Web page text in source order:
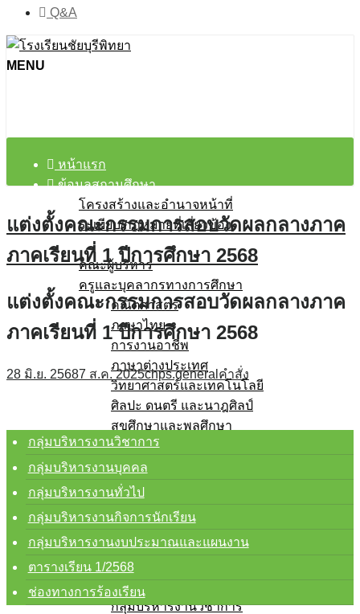
Q&A
MENU
หน้าแรก
ข้อมูลสถานศึกษา
โครงสร้างและอำนาจหน้าที่
ระเบียบ/กฎหมายที่เกี่ยวข้อง
บุคลากร
คณะผู้บริหาร
ครูและบุคลากรทางการศึกษา
คณิตศาสตร์
ภาษาไทย
การงานอาชีพ
ภาษาต่างประเทศ
วิทยาศาสตร์และเทคโนโลยี
ศิลปะ ดนตรี และนาฎศิลป์
สุขศึกษาและพลศึกษา
สังคมศึกษา ศาสนา และวัฒนธรรม
กิจกรรมพัฒนาผู้เรียน
โรงเรียนสุจริต
การบริหารงานและการจ่ายงบประมาณ
แผนปฏิบัติการ
แผนพัฒนาคุณภาพการศึกษา
ความก้าวหน้าในการดำเนินงาน
คู่มือการปฏิบัติงาน
กลุ่มบริหารงานวิชาการ
แต่งตั้งคณะกรรมการสอบวัดผลกลางภาค
ภาคเรียนที่ 1 ปีการศึกษา 2568
แต่งตั้งคณะกรรมการสอบวัดผลกลางภาค
ภาคเรียนที่ 1 ปีการศึกษา 2568
28 มิ.ย. 25687 ส.ค. 2025chps.general คำสั่ง
กลุ่มบริหารงานวิชาการ
กลุ่มบริหารงานบุคคล
กลุ่มบริหารงานทั่วไป
กลุ่มบริหารงานกิจการนักเรียน
กลุ่มบริหารงานงบประมาณและแผนงาน
ตารางเรียน 1/2568
ช่องทางการร้องเรียน